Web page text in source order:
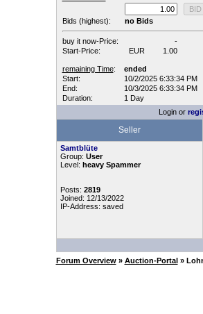
Bids (highest):
no Bids
buy it now-Price:
-
Start-Price:
EUR 1.00
remaining Time:
ended
Start:
10/2/2025 6:33:34 PM
End:
10/3/2025 6:33:34 PM
Duration:
1 Day
Login or
Seller
Samtblüte
Group: User
Level: heavy Spammer
Posts: 2819
Joined: 12/13/2022
IP-Address: saved
Forum Overview» Auction-Portal»